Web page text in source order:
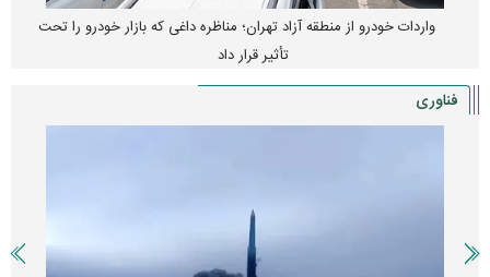
واردات خودرو از منطقه آزاد تهران؛ مناظره داغی که بازار خودرو را تحت
تأثیر قرار داد
فناوری